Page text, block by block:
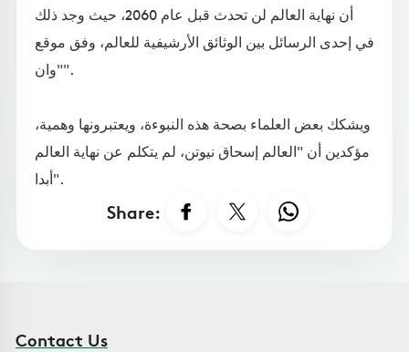
أن نهاية العالم لن تحدث قبل عام 2060، حيث وجد ذلك
في إحدى الرسائل بين الوثائق الأرشيفية للعالم، وفق موقع
"وان".
ويشكك بعض العلماء بصحة هذه النبوءة، ويعتبرونها وهمية،
مؤكدين أن "العالم إسحاق نيوتن، لم يتكلم عن نهاية العالم
أبدا".
Share:
Contact Us